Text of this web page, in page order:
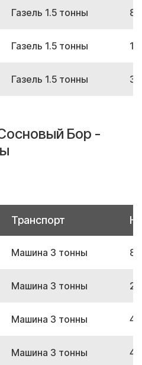
Газель 1.5 тонны
Газель 1.5 тонны
Газель 1.5 тонны
Бор -
Транспорт
Машина 3 тонны
Машина 3 тонны
Машина 3 тонны
Машина 3 тонны